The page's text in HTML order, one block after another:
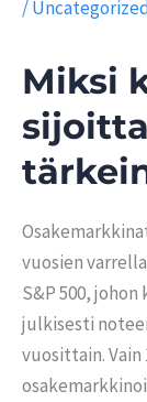
/
Miksi
vuosien
S&P 500,
julkisesti
vuosittain.